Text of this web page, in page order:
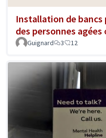
Installation de bancs
des personnes agées
Guignard 3 12